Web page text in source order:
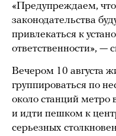
«Предупреждаем,
законодательства
привлекаться к
ответственности», —
Вечером 10 августа
группироваться по
около станций метро
и идти пешком к
серьезных